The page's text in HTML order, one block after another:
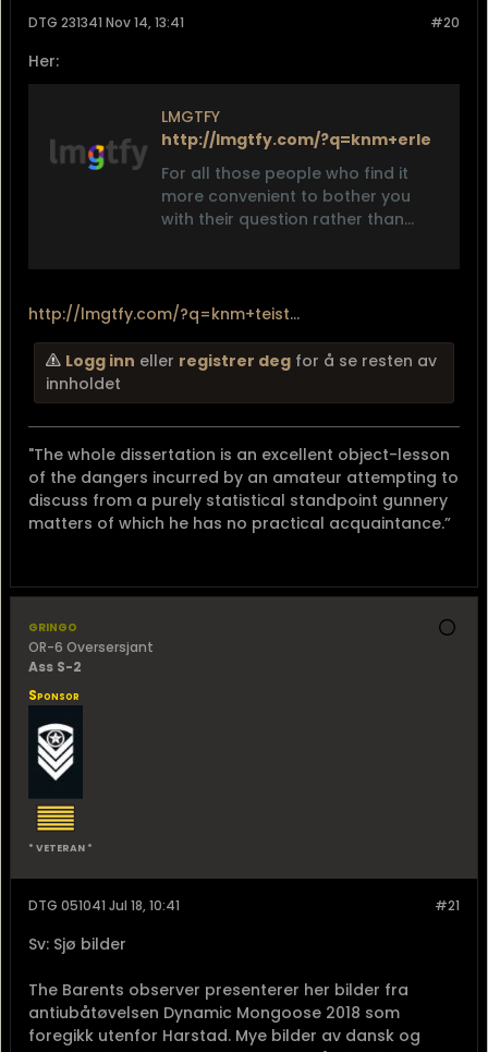
#20
DTG 231341 Nov 14, 13:41
Her:
LMGTFY
http://lmgtfy.com/?q=knm+erle
For all those people who find it
more convenient to bother you
with their question rather than
http://lmgtfy.com/?q=knm+teist...
Logg inn eller registrer deg for å se resten av
innholdet
"The whole dissertation is an excellent object-lesson
of the dangers incurred by an amateur attempting to
discuss from a purely statistical standpoint gunnery
matters of which he has no practical acquaintance.”
gringo
OR-6 Oversersjant
Ass S-2
Sponsor
* VETERAN *
#21
DTG 051041 Jul 18, 10:41
Sv: Sjø bilder
The Barents observer presenterer her bilder fra
antiubåtøvelsen Dynamic Mongoose 2018 som
foregikk utenfor Harstad. Mye bilder av dansk og